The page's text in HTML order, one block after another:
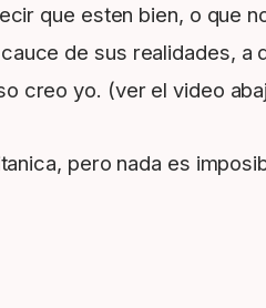
que esten bien, o que
de sus realidades, a
creo yo. (ver el video
pero nada es